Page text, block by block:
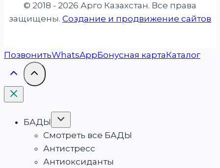
© 2018 - 2026 Арго Казахстан. Все права
защищены. Создание и продвижение сайтов
ПозвонитьWhatsAppБонусная картаКаталог
БАДЫ
Переключить
Смотреть все БАДЫ
Антистресс
Антиоксиданты